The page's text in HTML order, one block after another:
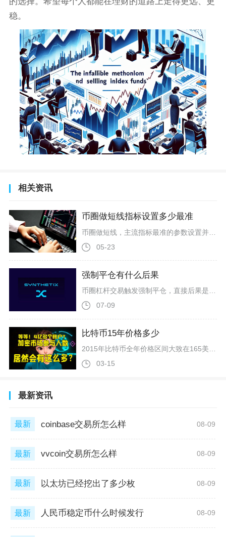
稳。
相关资讯
币圈做短线指标设置多少最准
05-23
强制平仓有什么后果
07-09
比特币15年价格多少
03-15
最新资讯
最新 coinbase交易所怎么样 08-09
最新 vvcoin交易所怎么样 08-09
最新 以太坊已经挖出了多少枚 08-09
最新 人民币稳定币什么时候发行 08-09